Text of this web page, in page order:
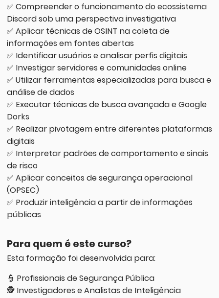
✅ Compreender o funcionamento do ecossistema
Discord sob uma perspectiva investigativa
✅ Aplicar técnicas de OSINT na coleta de
informações em fontes abertas
✅ Identificar usuários e analisar perfis digitais
✅ Investigar servidores e comunidades online
✅ Utilizar ferramentas especializadas para busca e
análise de dados
✅ Executar técnicas de busca avançada e Google
Dorks
✅ Realizar pivotagem entre diferentes plataformas
digitais
✅ Interpretar padrões de comportamento e sinais
de risco
✅ Aplicar conceitos de segurança operacional
(OPSEC)
✅ Produzir inteligência a partir de informações
públicas
Para quem é este curso?
Esta formação foi desenvolvida para:
👮 Profissionais de Segurança Pública
🕵️ Investigadores e Analistas de Inteligência